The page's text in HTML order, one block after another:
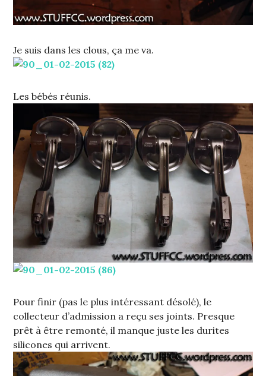
Je suis dans les clous, ça me va.
Les bébés réunis.
Pour finir (pas le plus intéressant désolé), le
collecteur d’admission a reçu ses joints. Presque
prêt à être remonté, il manque juste les durites
silicones qui arrivent.